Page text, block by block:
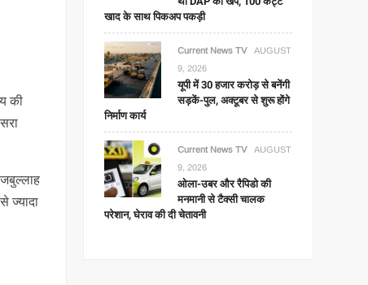
की
ज्यादा
खाद के साथ पिकअप पकड़ी
Current News TV
AUGUST
9, 2026
यूपी में 30 हजार करोड़ से बनेंगी
सड़कें-पुल, अक्टूबर से शुरू होंगे
निर्माण कार्य
Current News TV
AUGUST
9, 2026
ओला-उबर और रैपिडो की
मनमानी से टैक्सी चालक
परेशान, घेराव की दी चेतावनी